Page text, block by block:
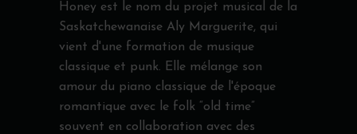
Honey est le nom du projet musical de la
Saskatchewanaise Aly Marguerite, qui
vient d'une formation de musique
classique et punk. Elle mélange son
amour du piano classique de l'époque
romantique avec le folk “old time”
souvent en collaboration avec des